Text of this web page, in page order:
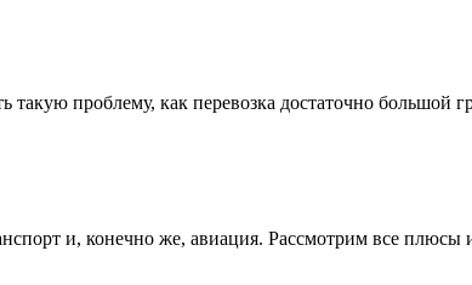
проблему, как перевозка достаточно
и, конечно же, авиация. Рассмотрим все